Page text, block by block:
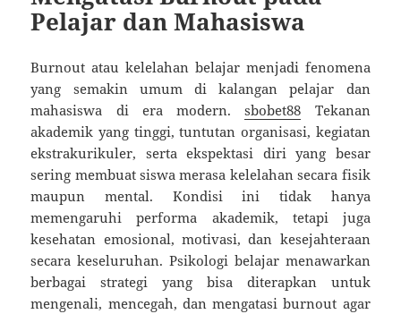
Pelajar dan Mahasiswa
Burnout atau kelelahan belajar menjadi fenomena
yang semakin umum di kalangan pelajar dan
mahasiswa di era modern.sbobet88 Tekanan
akademik yang tinggi, tuntutan organisasi, kegiatan
ekstrakurikuler, serta ekspektasi diri yang besar
sering membuat siswa merasa kelelahan secara fisik
maupun mental. Kondisi ini tidak hanya
memengaruhi performa akademik, tetapi juga
kesehatan emosional, motivasi, dan kesejahteraan
secara keseluruhan. Psikologi belajar menawarkan
berbagai strategi yang bisa diterapkan untuk
mengenali, mencegah, dan mengatasi burnout agar